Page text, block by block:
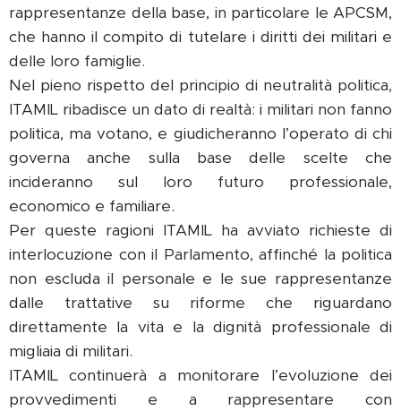
rappresentanze della base, in particolare le APCSM,
che hanno il compito di tutelare i diritti dei militari e
delle loro famiglie.
Nel pieno rispetto del principio di neutralità politica,
ITAMIL ribadisce un dato di realtà: i militari non fanno
politica, ma votano, e giudicheranno l’operato di chi
governa anche sulla base delle scelte che
incideranno sul loro futuro professionale,
economico e familiare.
Per queste ragioni ITAMIL ha avviato richieste di
interlocuzione con il Parlamento, affinché la politica
non escluda il personale e le sue rappresentanze
dalle trattative su riforme che riguardano
direttamente la vita e la dignità professionale di
migliaia di militari.
ITAMIL continuerà a monitorare l’evoluzione dei
provvedimenti e a rappresentare con